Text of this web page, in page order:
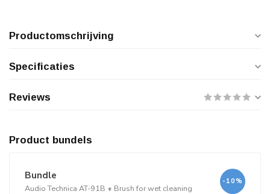
Productomschrijving
Specificaties
Reviews
Product bundels
Bundle
Audio Technica AT-91B + Brush for wet cleaning
-10%